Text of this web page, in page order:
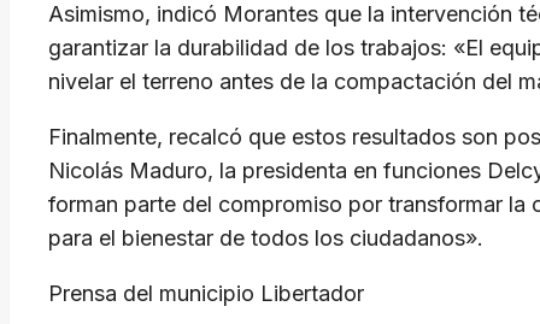
Asimismo, indicó Morantes que la intervención
garantizar la durabilidad de los trabajos: «El
nivelar el terreno antes de la compactación del
Finalmente, recalcó que estos resultados son
Nicolás Maduro, la presidenta en funciones
forman parte del compromiso por transformar la
para el bienestar de todos los ciudadanos».
Prensa del municipio Libertador